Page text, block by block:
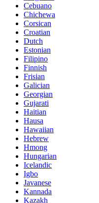
Cebuano
Chichewa
Corsican
Croatian
Dutch
Estonian
Filipino
Finnish
Frisian
Galician
Georgian
Gujarati
Haitian
Hausa
Hawaiian
Hebrew
Hmong
Hungarian
Icelandic
Igbo
Javanese
Kannada
Kazakh